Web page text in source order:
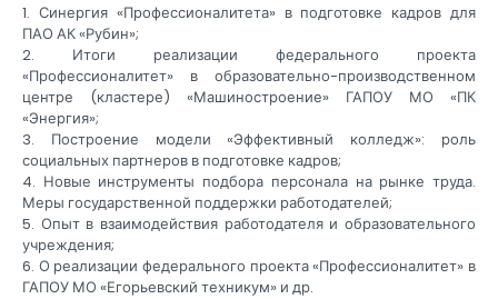
1. Синергия «Профессионалитета» в подготовке кадров для
ПАО АК «Рубин»;
2. Итоги реализации федерального проекта
«Профессионалитет» в образовательно-производственном
центре (кластере) «Машиностроение» ГАПОУ МО «ПК
«Энергия»;
3. Построение модели «Эффективный колледж»: роль
социальных партнеров в подготовке кадров;
4. Новые инструменты подбора персонала на рынке труда.
Меры государственной поддержки работодателей;
5. Опыт в взаимодействия работодателя и образовательного
учреждения;
6. О реализации федерального проекта «Профессионалитет» в
ГАПОУ МО «Егорьевский техникум» и др.